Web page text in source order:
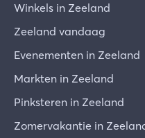
aansprakelijk worden
vervanging. Bij
verdovende middelen
of te verhandelen. Bij
bovenstaande regels,
gedrag en huisregels,
Winkels in Zeeland
Zeeland vandaag
Evenementen in Zeeland
Markten in Zeeland
Pinksteren in Zeeland
Zomervakantie in